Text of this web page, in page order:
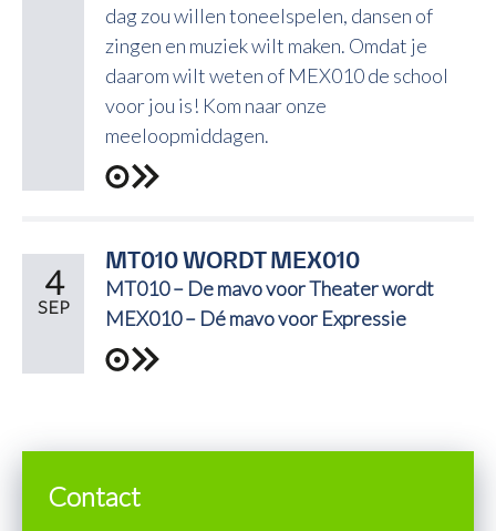
dag zou willen toneelspelen, dansen of
zingen en muziek wilt maken. Omdat je
daarom wilt weten of MEX010 de school
voor jou is! Kom naar onze
meeloopmiddagen.
MT010 WORDT MEX010
4
SEP
MT010 – De mavo voor Theater wordt
MEX010 – Dé mavo voor Expressie
Contact